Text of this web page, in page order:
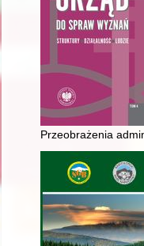
Przeobrażenia